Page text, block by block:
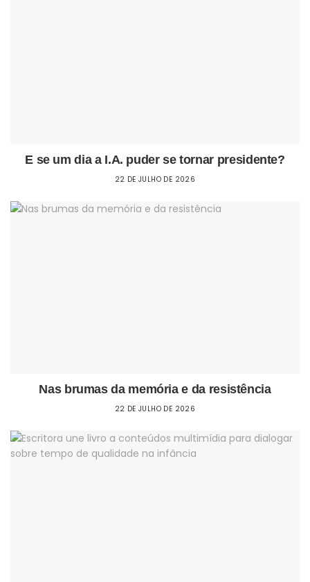
E se um dia a I.A. puder se tornar presidente?
22 DE JULHO DE 2026
Nas brumas da memória e da resistência
22 DE JULHO DE 2026